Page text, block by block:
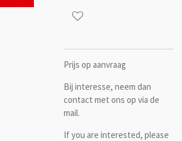
Prijs op aanvraag
Bij interesse, neem dan
contact met ons op via de
mail.
If you are interested, please